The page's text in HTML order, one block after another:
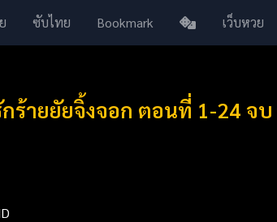
ซับไทย Bookmark เว็บหวย
กร้ายยัยจิ้งจอก ตอนที่ 1-24 จ